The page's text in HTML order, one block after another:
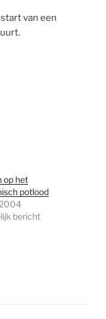
van een
op het
potlood
bericht